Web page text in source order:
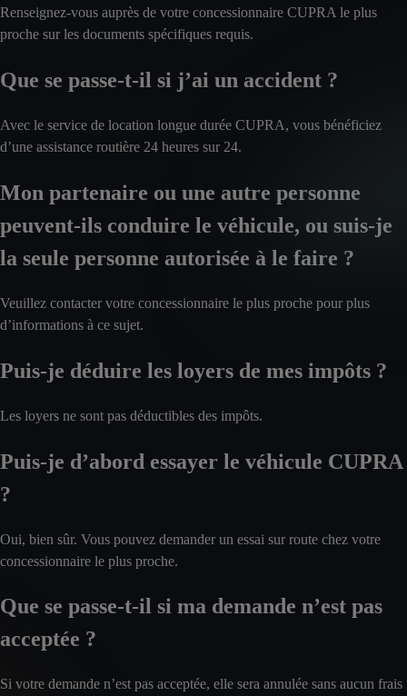
Renseignez-vous auprès de votre concessionnaire CUPRA le plus
proche sur les documents spécifiques requis.
Que se passe-t-il si j’ai un accident ?
Avec le service de location longue durée CUPRA, vous bénéficiez
d’une assistance routière 24 heures sur 24.
Mon partenaire ou une autre personne
peuvent-ils conduire le véhicule, ou suis-je
la seule personne autorisée à le faire ?
Veuillez contacter votre concessionnaire le plus proche pour plus
d’informations à ce sujet.
Puis-je déduire les loyers de mes impôts ?
Les loyers ne sont pas déductibles des impôts.
Puis-je d’abord essayer le véhicule CUPRA
?
Oui, bien sûr. Vous pouvez demander un essai sur route chez votre
concessionnaire le plus proche.
Que se passe-t-il si ma demande n’est pas
acceptée ?
Si votre demande n’est pas acceptée, elle sera annulée sans aucun frais